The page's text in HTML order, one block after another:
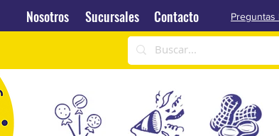
Sucursales Contacto Preguntas
Nosotros Sucursales Contacto